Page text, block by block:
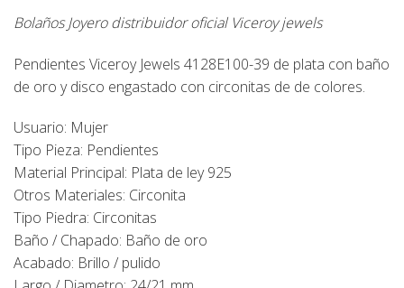
Bolaños Joyero distribuidor oficial Viceroy jewels
Pendientes Viceroy Jewels 4128E100-39 de plata con baño
de oro y disco engastado con circonitas de de colores.
Usuario: Mujer
Tipo Pieza: Pendientes
Material Principal: Plata de ley 925
Otros Materiales: Circonita
Tipo Piedra: Circonitas
Baño / Chapado: Baño de oro
Acabado: Brillo / pulido